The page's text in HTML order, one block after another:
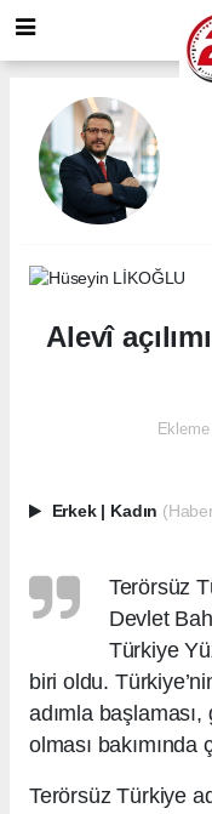
Alevî
Erkek Kadın
Terörsüz
Devlet
Türkiye
biri oldu.
adımla başlaması,
olması bakımında
Terörsüz Türkiye